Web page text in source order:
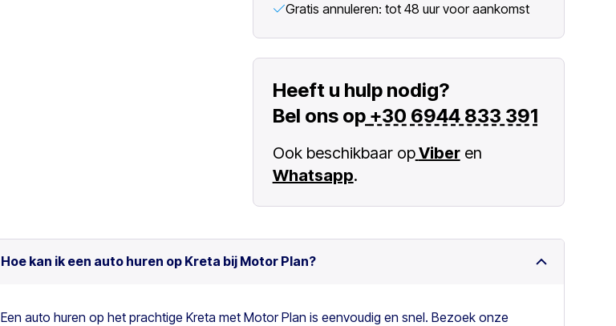
Gratis annuleren: tot 48 uur voor aankomst
Heeft u hulp nodig?
Bel ons op +30 6944 833 391
Ook beschikbaar opViber en
Whatsapp.
Hoe kan ik een auto huren op Kreta bij Motor Plan?
Een auto huren op het prachtige Kreta met Motor Plan is eenvoudig en snel. Bezoek onze